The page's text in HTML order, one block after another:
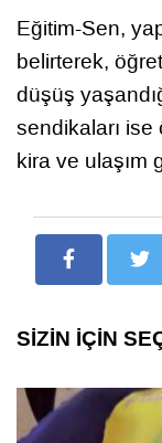
Eğitim-Sen,
belirterek,
düşüş
sendikaları
kira ve ulaşım
SİZİN İÇİN